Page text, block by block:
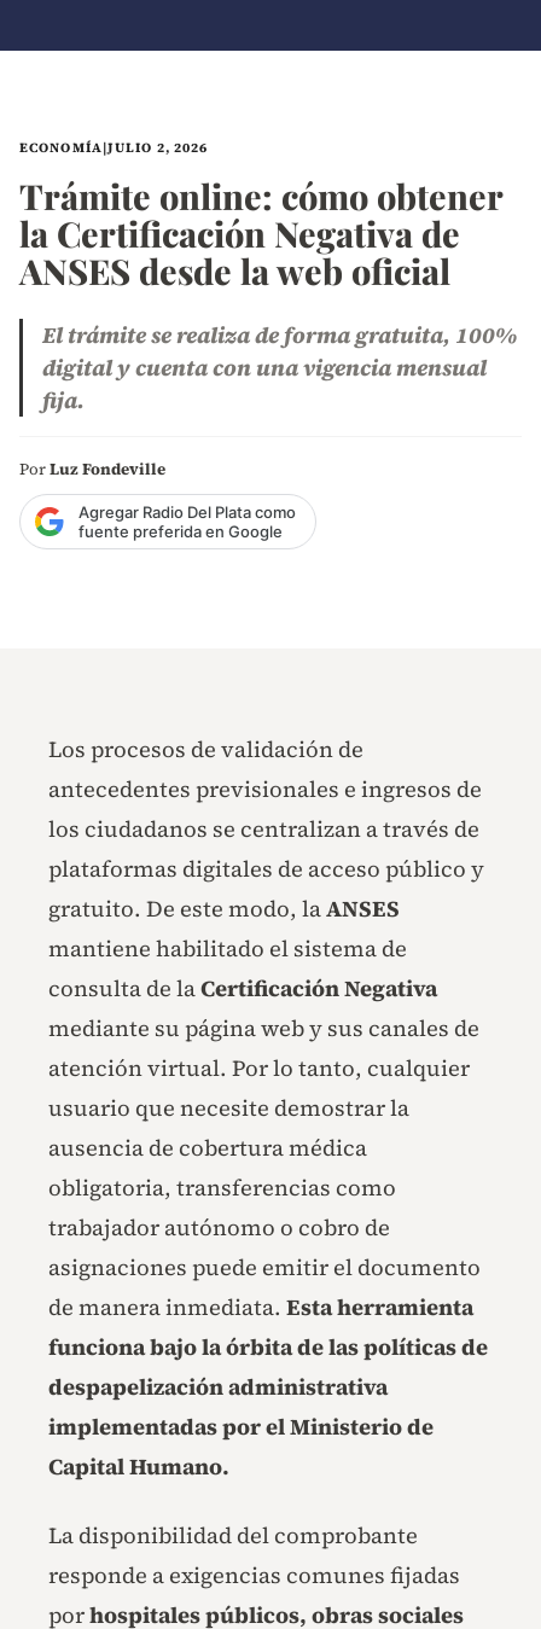
ECONOMÍA|JULIO 2, 2026
Trámite online: cómo obtener
la Certificación Negativa de
ANSES desde la web oficial
El trámite se realiza de forma gratuita, 100%
digital y cuenta con una vigencia mensual
fija.
PorLuz Fondeville
Agregar Radio Del Plata como
fuente preferida en Google
Los procesos de validación de
antecedentes previsionales e ingresos de
los ciudadanos se centralizan a través de
plataformas digitales de acceso público y
gratuito. De este modo, laANSES
mantiene habilitado el sistema de
consulta de laCertificación Negativa
mediante su página web y sus canales de
atención virtual. Por lo tanto, cualquier
usuario que necesite demostrar la
ausencia de cobertura médica
obligatoria, transferencias como
trabajador autónomo o cobro de
asignaciones puede emitir el documento
de manera inmediata. Esta herramienta
funciona bajo la órbita de las políticas de
despapelización administrativa
implementadas por el Ministerio de
Capital Humano.
La disponibilidad del comprobante
responde a exigencias comunes fijadas
porhospitales públicos, obras sociales